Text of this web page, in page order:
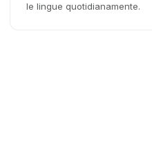
le lingue quotidianamente.